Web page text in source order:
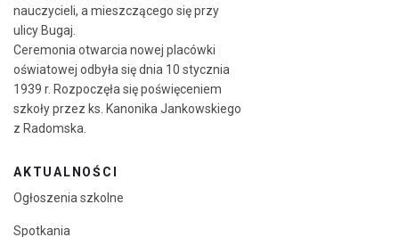
nauczycieli, a mieszczącego się przy
ulicy Bugaj.
Ceremonia otwarcia nowej placówki
oświatowej odbyła się dnia 10 stycznia
1939 r. Rozpoczęła się poświęceniem
szkoły przez ks. Kanonika Jankowskiego
z Radomska.
AKTUALNOŚCI
Ogłoszenia szkolne
Spotkania